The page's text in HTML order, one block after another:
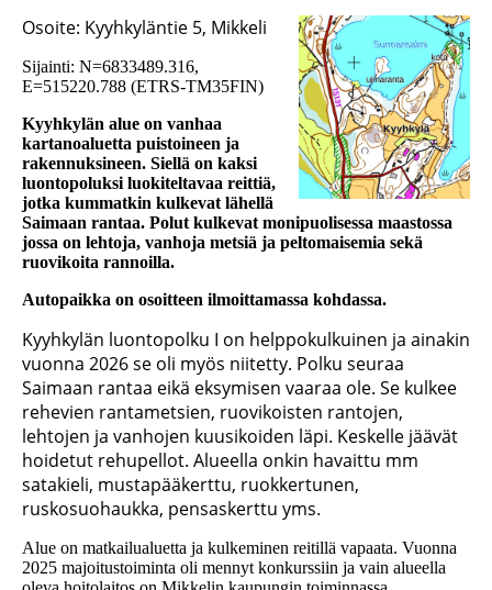
Osoite: Kyyhkyläntie 5, Mikkeli
Sijainti: N=6833489.316,
E=515220.788 (ETRS-TM35FIN)
Kyyhkylän alue on vanhaa
kartanoaluetta puistoineen ja
rakennuksineen. Siellä on kaksi
luontopoluksi luokiteltavaa reittiä,
jotka kummatkin kulkevat lähellä
Saimaan rantaa. Polut kulkevat monipuolisessa maastossa
jossa on lehtoja, vanhoja metsiä ja peltomaisemia sekä
ruovikoita rannoilla.
Autopaikka on osoitteen ilmoittamassa kohdassa.
Kyyhkylän luontopolku I on helppokulkuinen ja ainakin
vuonna 2026 se oli myös niitetty. Polku seuraa
Saimaan rantaa eikä eksymisen vaaraa ole. Se kulkee
rehevien rantametsien, ruovikoisten rantojen,
lehtojen ja vanhojen kuusikoiden läpi. Keskelle jäävät
hoidetut rehupellot. Alueella onkin havaittu mm
satakieli, mustapääkerttu, ruokkertunen,
ruskosuohaukka, pensaskerttu yms.
Alue on matkailualuetta ja kulkeminen reitillä vapaata. Vuonna
2025 majoitustoiminta oli mennyt konkurssiin ja vain alueella